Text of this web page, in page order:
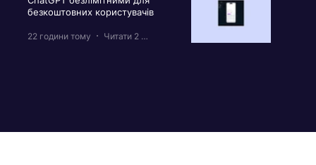
безкоштовних користувачів
22 години тому Читати 2 хв